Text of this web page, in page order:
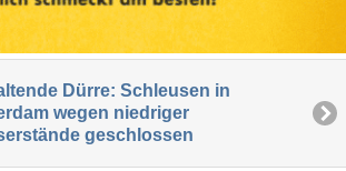
Dürre: Schleusen in
wegen niedriger
geschlossen